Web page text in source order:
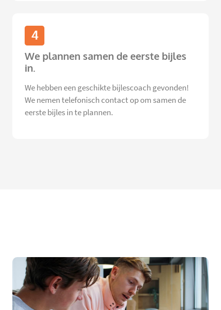
4
We plannen samen de eerste bijles
in.
We hebben een geschikte bijlescoach gevonden!
We nemen telefonisch contact op om samen de
eerste bijles in te plannen.